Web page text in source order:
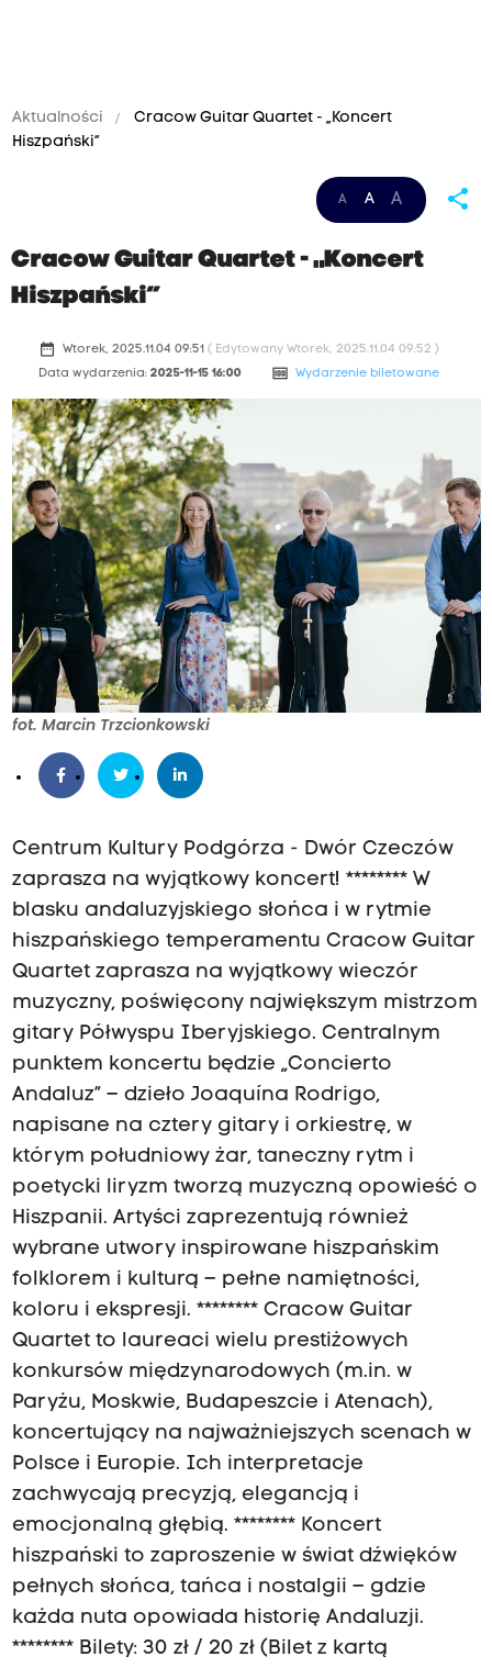
Aktualności
Cracow Guitar Quartet - „Koncert
Hiszpański”
A A A share
Cracow Guitar Quartet - „Koncert
Hiszpański”
date_range Wtorek, 2025.11.04 09:51 ( Edytowany Wtorek, 2025.11.04 09:52 )
Data wydarzenia: 2025-11-15 16:00 money Wydarzenie biletowane
fot. Marcin Trzcionkowski
Centrum Kultury Podgórza - Dwór Czeczów
zaprasza na wyjątkowy koncert! ******** W
blasku andaluzyjskiego słońca i w rytmie
hiszpańskiego temperamentu Cracow Guitar
Quartet zaprasza na wyjątkowy wieczór
muzyczny, poświęcony największym mistrzom
gitary Półwyspu Iberyjskiego. Centralnym
punktem koncertu będzie „Concierto
Andaluz” – dzieło Joaquína Rodrigo,
napisane na cztery gitary i orkiestrę, w
którym południowy żar, taneczny rytm i
poetycki liryzm tworzą muzyczną opowieść o
Hiszpanii. Artyści zaprezentują również
wybrane utwory inspirowane hiszpańskim
folklorem i kulturą – pełne namiętności,
koloru i ekspresji. ******** Cracow Guitar
Quartet to laureaci wielu prestiżowych
konkursów międzynarodowych (m.in. w
Paryżu, Moskwie, Budapeszcie i Atenach),
koncertujący na najważniejszych scenach w
Polsce i Europie. Ich interpretacje
zachwycają precyzją, elegancją i
emocjonalną głębią. ******** Koncert
hiszpański to zaproszenie w świat dźwięków
pełnych słońca, tańca i nostalgii – gdzie
każda nuta opowiada historię Andaluzji.
******** Bilety: 30 zł / 20 zł (Bilet z kartą